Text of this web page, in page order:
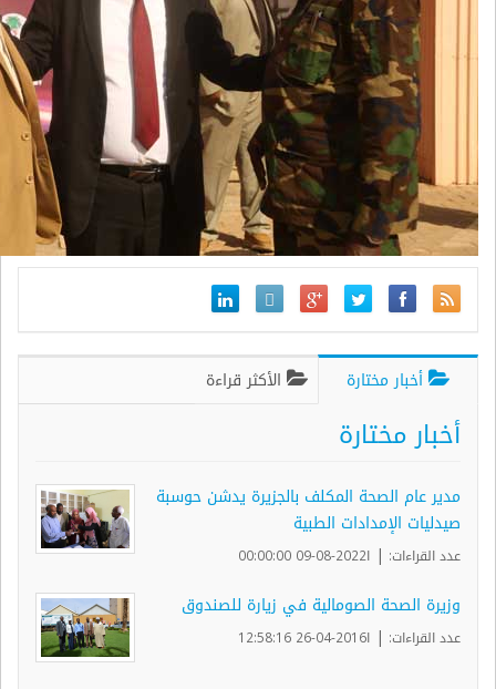
أخبار مختارة الأكثر قراءة
أخبار مختارة
مدير عام الصحة المكلف بالجزيرة يدشن حوسبة
صيدليات الإمدادات الطبية
عدد القراءات: | ا2022-08-09 00:00:00
وزيرة الصحة الصومالية في زيارة للصندوق
عدد القراءات: | ا2016-04-26 12:58:16